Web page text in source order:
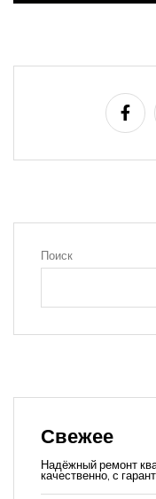
Поиск
Свежее
Надёжный ремонт
качественно, с